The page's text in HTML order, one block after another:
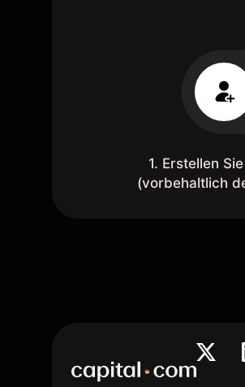
1. Erstellen
(vorbehaltlich